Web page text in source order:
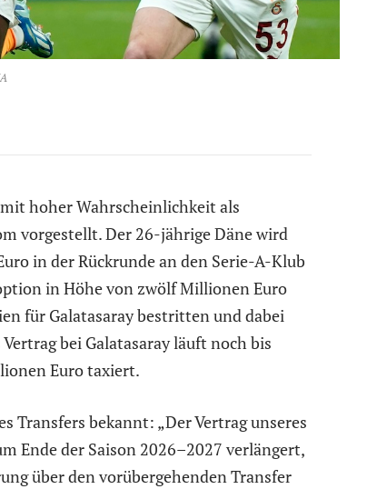
hoher Wahrscheinlichkeit als
vorgestellt. Der 26-jährige Däne wird
in der Rückrunde an den Serie-A-Klub
in Höhe von zwölf Millionen Euro
für Galatasaray bestritten und dabei
bei Galatasaray läuft noch bis
Euro taxiert.
Transfers bekannt: „Der Vertrag unseres
Ende der Saison 2026–2027 verlängert,
über den vorübergehenden Transfer